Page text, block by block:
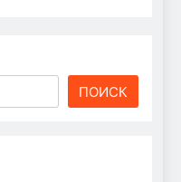
ПОИСК